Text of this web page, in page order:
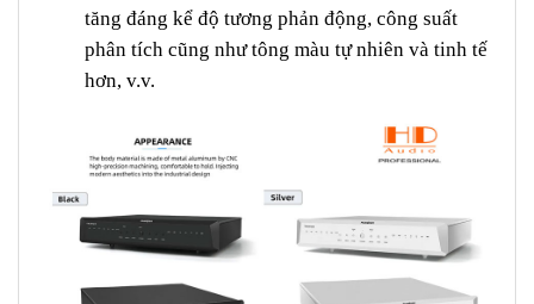
tăng đáng kể độ tương phản động, công suất
phân tích cũng như tông màu tự nhiên và tinh tế
hơn, v.v.